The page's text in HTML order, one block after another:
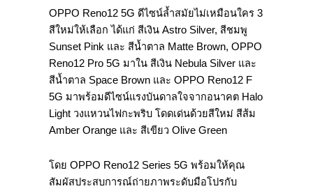
OPPO Reno12 5G ดีไซน์ล้ำสมัยไม่เหมือนใคร 3
สีใหม่ให้เลือก ได้แก่ สีเงิน Astro Silver, สีชมพู
Sunset Pink และ สีน้ำตาล Matte Brown, OPPO
Reno12 Pro 5G มาใน สีเงิน Nebula Silver และ
สีน้ำตาล Space Brown และ OPPO Reno12 F
5G มาพร้อมดีไซน์แรงบันดาลใจจากอนาคต Halo
Light วงแหวนไฟกะพริบ โดดเด่นด้วยสีใหม่ สีส้ม
Amber Orange และ สีเขียว Olive Green
โดย OPPO Reno12 Series 5G พร้อมให้คุณ
สัมผัสประสบการณ์ถ่ายภาพระดับมือโปรกับ